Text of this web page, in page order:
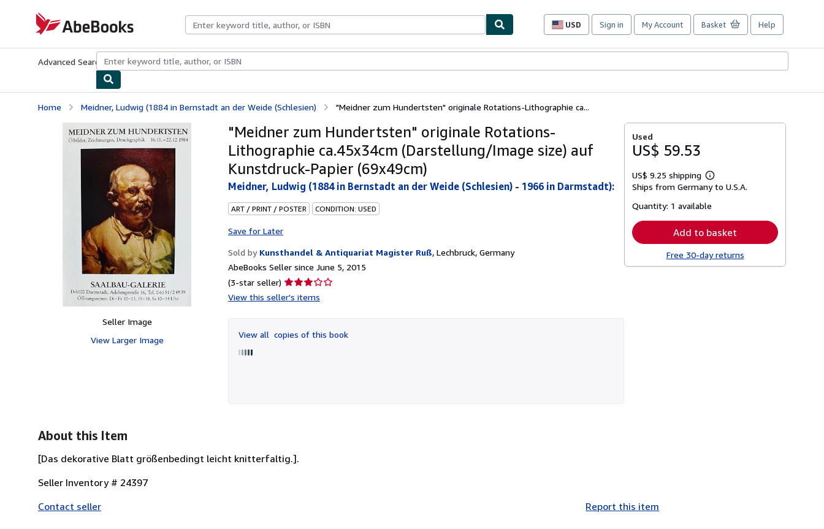
AbeBooks.com
USD
Site
preferences
Sign in My Account Basket Help
Advanced Search Browse CollectionsRare BooksArt & Collectibles
Home Meidner, Ludwig (1884 in Bernstadt an der Weide (Schlesien) "Meidner zum Hundertsten" originale Rotations-Lithographie ca...
Seller Image
View Larger Image
"Meidner zum Hundertsten" originale Rotations-
Lithographie ca.45x34cm (Darstellung/Image size) auf
Kunstdruck-Papier (69x49cm)
Meidner, Ludwig (1884 in Bernstadt an der Weide (Schlesien) - 1966 in Darmstadt):
ART / PRINT / POSTER CONDITION: USED
Save for Later
Sold by Kunsthandel & Antiquariat Magister Ruß, Lechbruck, Germany
AbeBooks Seller since June 5, 2015
(3-star seller) Seller
rating
of
5
View this seller's items
View all copies of this book
Used
US$ 59.53
US$ 9.25 shipping
Learn
more
shipping
Ships from Germany to U.S.A.
Quantity: 1 available
Add to basket
Free 30-day returns
About this Item
[Das dekorative Blatt größenbedingt leicht knitterfaltig.].
Seller Inventory # 24397
Contact seller
Report this item